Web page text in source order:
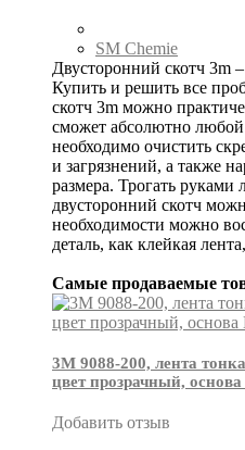
SM Chemie
Двусторонний скотч 3m
Купить и решить все
скотч 3m можно
сможет абсолютно
необходимо очистить
и загрязнений, а также
размера. Трогать
двусторонний скотч
необходимости можно
деталь, как клейкая
Самые продаваемые
3М 9088-200, лента
цвет прозрачный,
Добавить отзыв